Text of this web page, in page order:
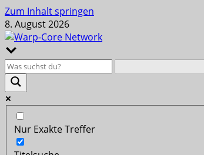
Zum Inhalt springen
8. August 2026
Nur Exakte Treffer